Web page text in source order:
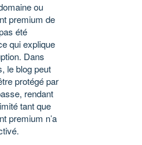
ou
premium de
été
qui explique
Dans
le blog peut
protégé par
rendant
tant que
premium n’a